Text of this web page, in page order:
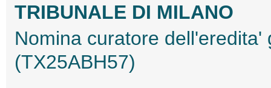
TRIBUNALE DI MILANO
Nomina curatore dell'eredita'
(TX25ABH57)